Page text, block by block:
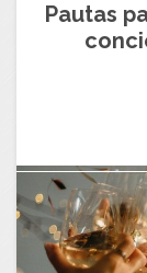
Pautas